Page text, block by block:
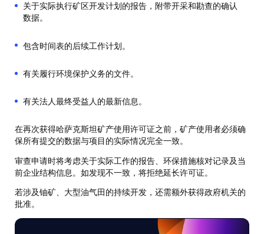
关于实际执行矿区开发计划的报告，附带开采和勘查的确认
数据。
包含时间表的后续工作计划。
有关履行环境保护义务的文件。
有关法人最终受益人的最新信息。
在再次获得哈萨克斯坦矿产使用许可证之前，矿产使用者必须确
保所有提交的数据与项目的实际情况完全一致。
审查申请时将考虑关于实际工作的报告、环保措施核对记录及当
前企业结构信息。如发现不一致，将拒绝延长许可证。
若涉及铀矿、大型油气田的持续开发，还需额外获得政府机关的
批准。